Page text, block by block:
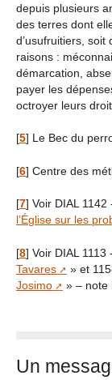
depuis plusieurs
des terres dont
d’usufruitiers, soit
raisons :
démarcation,
payer les
octroyer leurs
[5] Le Bec du
[6] Centre des
[7] Voir DIAL 1142
l’Église sur les
[8] Voir DIAL 1113
Tavares
» et
Josimo
» – note
Un